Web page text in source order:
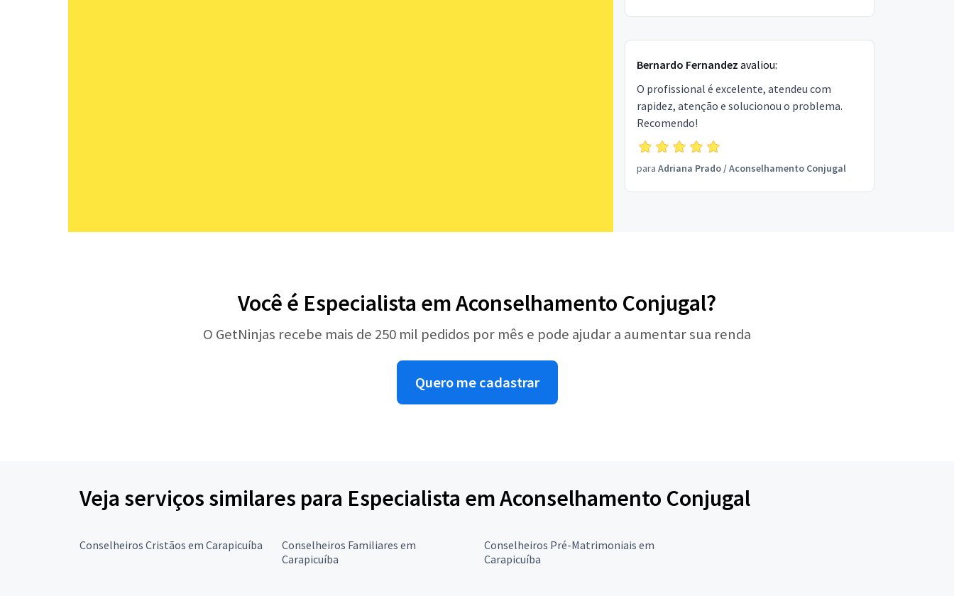
Bernardo Fernandez avaliou:
O profissional é excelente, atendeu com
rapidez, atenção e solucionou o problema.
Recomendo!
para Adriana Prado/Aconselhamento Conjugal
Você é Especialista em Aconselhamento Conjugal?
O GetNinjas recebe mais de 250 mil pedidos por mês e pode ajudar a aumentar sua renda
Quero me cadastrar
Veja serviços similares para Especialista em Aconselhamento Conjugal
Conselheiros Cristãos em Carapicuíba
Conselheiros Familiares em
Carapicuíba
Conselheiros Pré-Matrimoniais em
Carapicuíba